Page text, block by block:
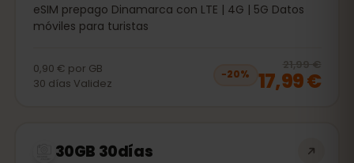
eSIM prepago Dinamarca con LTE | 4G | 5G Datos
móviles para turistas
0,90 € por GB
30 días Validez
−20%
21,99 €
17,99 €
30GB 30días